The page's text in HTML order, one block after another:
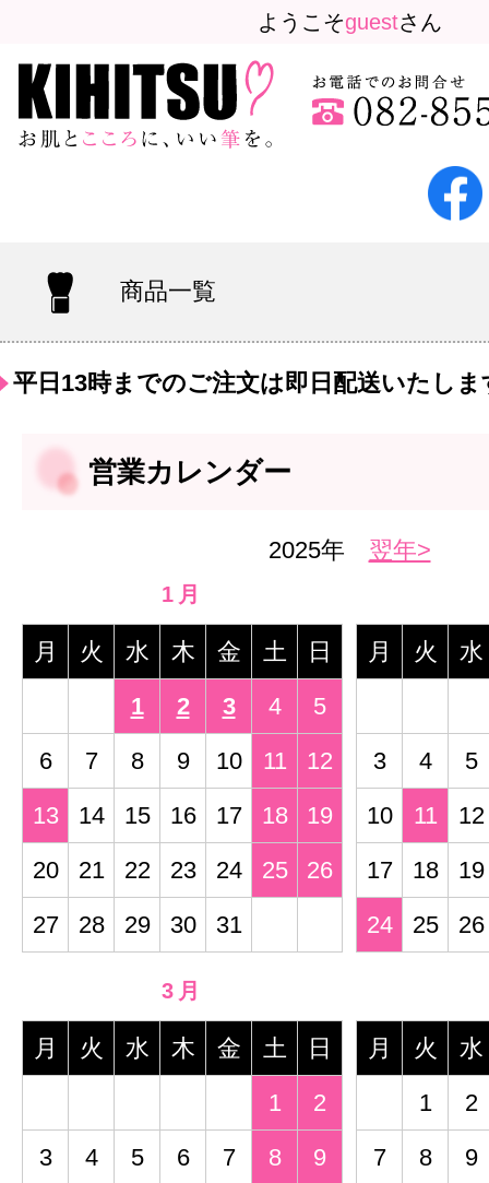
ようこそguestさん
商品一覧
平日13時までのご注文は即日配送いたしま
営業カレンダー
2025年 翌年>
1月
月 火 水 木 金 土
日
1
2 3 4
5
6
7 8 9 10 11
12
13
14 15 16 17 18
19
20
21 22 23 24 25
26
27
28 29 30 31
月 火 水
3 4
5
10
11
12
17
18
19
24
25 26
3月
月 火 水 木 金 土
日
1
2
3
4 5 6 7 8
9
月 火
水
1
2
7
8
9